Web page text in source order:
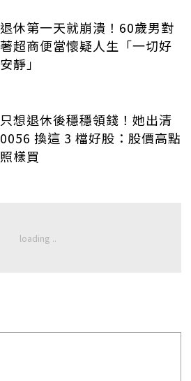
退休第一天就崩潰！60歲男對
著超商便當懷疑人生「一切好
安靜」
只想退休後穩穩領錢！她出清
0056 換這 3 檔好股：股價高點
照樣買